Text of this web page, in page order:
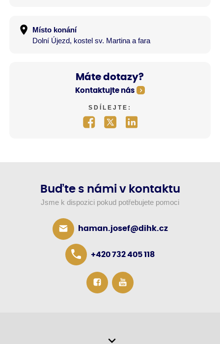
Místo konání
Dolní Újezd, kostel sv. Martina a fara
Máte dotazy?
Kontaktujte nás
SDÍLEJTE:
Buďte s námi v kontaktu
Jsme k dispozici pokud potřebujete pomoci
haman.josef@dihk.cz
+420 732 405 118